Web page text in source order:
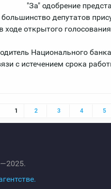
"За" одобрение
депутатов
ходе открытого
Национального
с истечением срока
1 2 3 4 5